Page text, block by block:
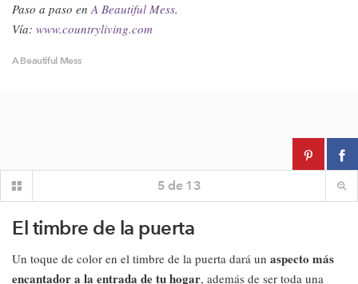
Paso a paso enA Beautiful Mess.
Vía: www.countryliving.com
A Beautiful Mess
5 de 13
El timbre de la puerta
Un toque de color en el timbre de la puerta dará un aspecto más
encantador a la entrada de tu hogar, además de ser toda una